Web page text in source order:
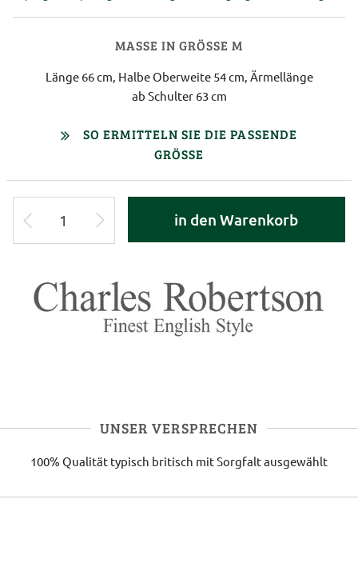
MASSE IN GRÖSSE M
Länge 66 cm, Halbe Oberweite 54 cm, Ärmellänge
ab Schulter 63 cm
SO ERMITTELN SIE DIE PASSENDE
GRÖSSE
in den Warenkorb
UNSER VERSPRECHEN
100% Qualität typisch britisch mit Sorgfalt ausgewählt